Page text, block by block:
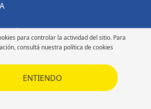
para controlar la actividad del sitio. Para
consultá nuestra política de cookies
ENTIENDO